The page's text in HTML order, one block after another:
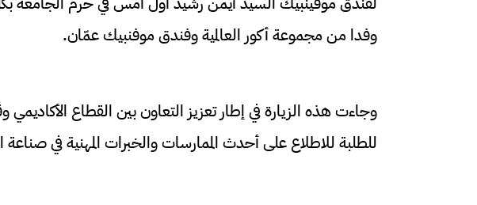
وفدا من مجموعة أكور العالمية وفندق موفنبيك عمّان.
وجاءت هذه الزيارة في إطار تعزيز التعاون بين القطاع
للطلبة للاطلاع على أحدث الممارسات والخبرات المهنية في